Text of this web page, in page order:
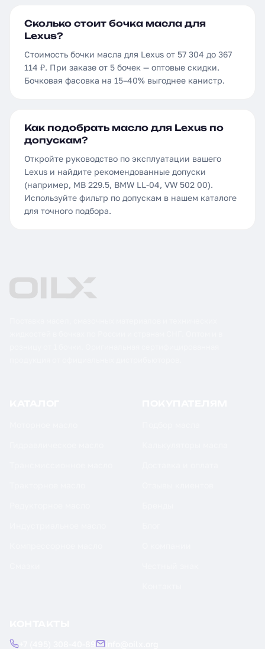
Сколько стоит бочка масла для
Lexus?
Стоимость бочки масла для Lexus от 57 304 до 367
114 ₽. При заказе от 5 бочек — оптовые скидки.
Бочковая фасовка на 15–40% выгоднее канистр.
Как подобрать масло для Lexus по
допускам?
Откройте руководство по эксплуатации вашего
Lexus и найдите рекомендованные допуски
(например, MB 229.5, BMW LL-04, VW 502 00).
Используйте фильтр по допускам в нашем каталоге
для точного подбора.